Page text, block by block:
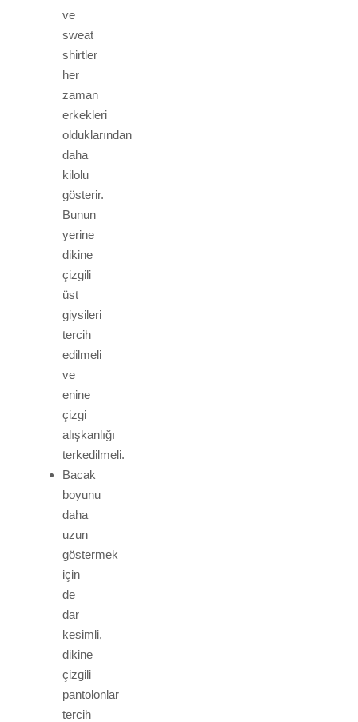
ve
sweat
shirtler
her
zaman
erkekleri
olduklarından
daha
kilolu
gösterir.
Bunun
yerine
dikine
çizgili
üst
giysileri
tercih
edilmeli
ve
enine
çizgi
alışkanlığı
terkedilmeli.
Bacak
boyunu
daha
uzun
göstermek
için
de
dar
kesimli,
dikine
çizgili
pantolonlar
tercih